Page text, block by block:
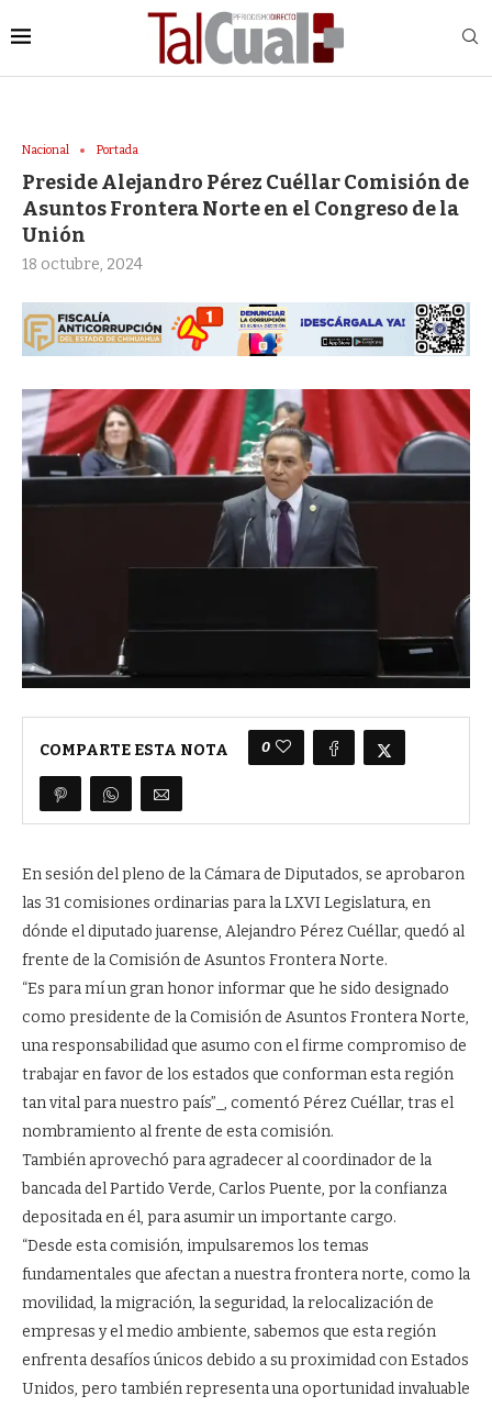
Nacional Portada
Preside Alejandro Pérez Cuéllar Comisión de
Asuntos Frontera Norte en el Congreso de la
Unión
18 octubre, 2024
COMPARTE ESTA NOTA 0
En sesión del pleno de la Cámara de Diputados, se aprobaron
las 31 comisiones ordinarias para la LXVI Legislatura, en
dónde el diputado juarense, Alejandro Pérez Cuéllar, quedó al
frente de la Comisión de Asuntos Frontera Norte.
“Es para mí un gran honor informar que he sido designado
como presidente de la Comisión de Asuntos Frontera Norte,
una responsabilidad que asumo con el firme compromiso de
trabajar en favor de los estados que conforman esta región
tan vital para nuestro país”_, comentó Pérez Cuéllar, tras el
nombramiento al frente de esta comisión.
También aprovechó para agradecer al coordinador de la
bancada del Partido Verde, Carlos Puente, por la confianza
depositada en él, para asumir un importante cargo.
“Desde esta comisión, impulsaremos los temas
fundamentales que afectan a nuestra frontera norte, como la
movilidad, la migración, la seguridad, la relocalización de
empresas y el medio ambiente, sabemos que esta región
enfrenta desafíos únicos debido a su proximidad con Estados
Unidos, pero también representa una oportunidad invaluable